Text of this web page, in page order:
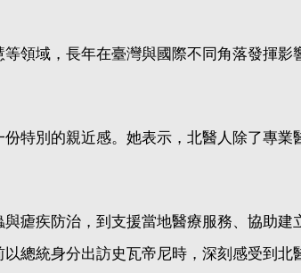
領域，長年在臺灣與國際不同角落發揮影
特別的親近感。她表示，北醫人除了專業
瘧疾防治，到支援當地醫療服務、協助建
總統身分出訪史瓦帝尼時，深刻感受到北